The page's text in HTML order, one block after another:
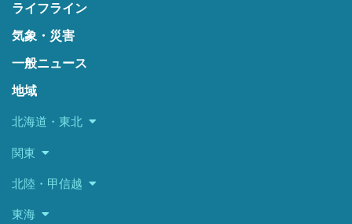
ライフライン
気象・災害
一般ニュース
地域
北海道・東北
関東
北陸・甲信越
東海